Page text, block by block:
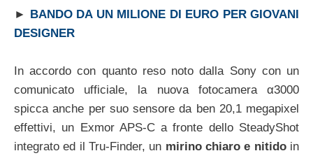
►
BANDO DA UN MILIONE DI EURO PER GIOVANI
DESIGNER
In accordo con quanto reso noto dalla Sony con un
comunicato ufficiale, la nuova fotocamera α3000
spicca anche per suo sensore da ben 20,1 megapixel
effettivi, un Exmor APS-C a fronte dello SteadyShot
integrato ed il Tru-Finder, un mirino chiaro e nitidoin